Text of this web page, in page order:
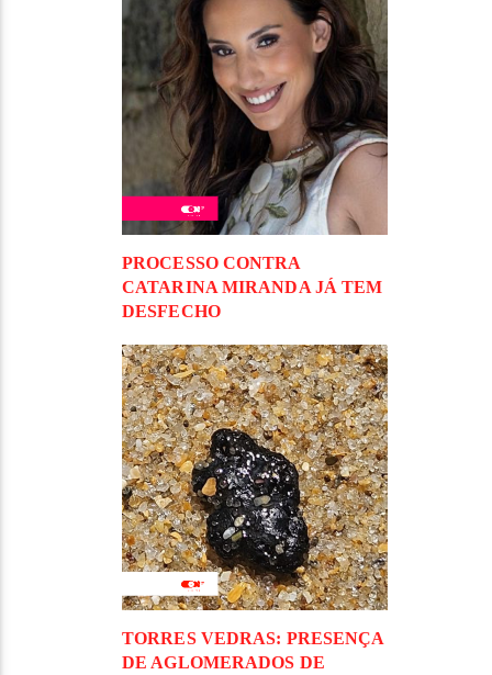
PROCESSO CONTRA
CATARINA MIRANDA JÁ TEM
DESFECHO
TORRES VEDRAS: PRESENÇA
DE AGLOMERADOS DE